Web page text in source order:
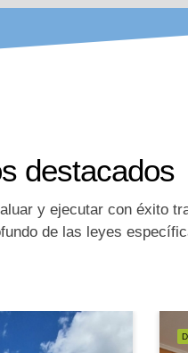
destacados
y ejecutar con éxito
de las leyes